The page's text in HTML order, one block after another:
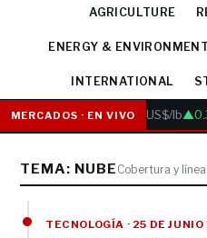
AGRICULTURE
ENERGY & ENVIRONMENT
INTERNATIONAL
MERCADOS · EN VIVO
Cobre6.05 US$/lb
TEMA: NUBE Cobertura y
TECNOLOGÍA · 25 DE